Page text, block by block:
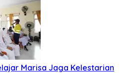
Marisa Jaga Kelestarian